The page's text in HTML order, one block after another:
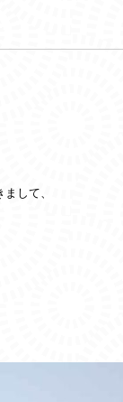
して、